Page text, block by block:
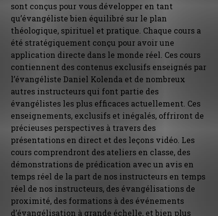
sont conçus pour vous développer en tant
qu’évangéliste bien équilibré sur le plan
théologique, spirituel et pratique. Chaque cours a
été stratégiquement conçu pour avoir une
application directe dans le monde réel. Ces cours
contiennent des contenus exclusifs enseignés par
l’évangéliste Daniel Kolenda et de nombreux
autres instructeurs qui font partie des
évangélistes les plus efficaces actuellement. Ces
enseignements, exclusifs et inégalés, offriront de
précieuses perspectives à travers des
présentations en direct et des leçons vidéo. Les
cours comprendront des ateliers en classe, des
démonstrations de prédication avec un avis en
temps réel de la part de nos instructeurs en temps
réel de nos instructeurs, des évangélisations de
proximité, des formations à des événements
d’évangélisation à grande échelle, et bien plus